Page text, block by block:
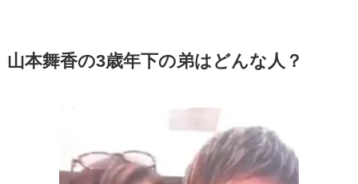
山本舞香の3歳年下の弟はどんな人？